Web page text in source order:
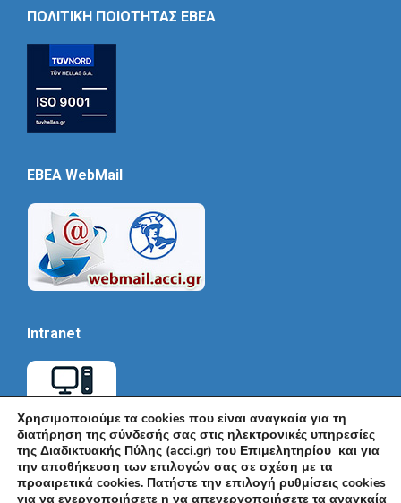
ΠΟΛΙΤΙΚΗ ΠΟΙΟΤΗΤΑΣ ΕΒΕΑ
EBEA WebMail
Intranet
Χρησιμοποιούμε τα cookies που είναι αναγκαία για τη
διατήρηση της σύνδεσής σας στις ηλεκτρονικές υπηρεσίες
της Διαδικτυακής Πύλης (acci.gr) του Επιμελητηρίου και για
την αποθήκευση των επιλογών σας σε σχέση με τα
προαιρετικά cookies. Πατήστε την επιλογή ρυθμίσεις cookies
για να ενεργοποιήσετε η να απενεργοποιήσετε τα αναγκαία